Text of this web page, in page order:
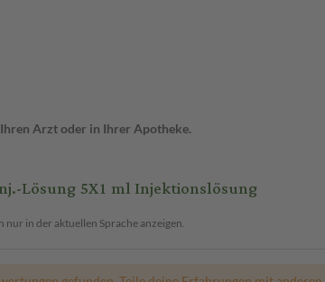
Arzt oder in Ihrer Apotheke.
Lösung 5X1 ml Injektionslösung
nur in der aktuellen Sprache anzeigen.